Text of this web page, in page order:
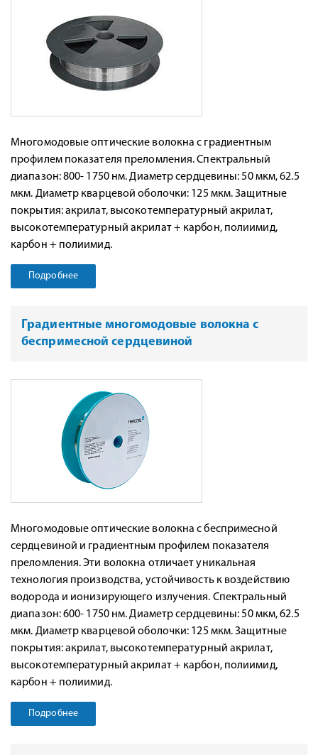
Многомодовые оптические волокна с градиентным
профилем показателя преломления. Спектральный
диапазон: 800- 1750 нм. Диаметр сердцевины: 50 мкм, 62.5
мкм. Диаметр кварцевой оболочки: 125 мкм. Защитные
покрытия: акрилат, высокотемпературный акрилат,
высокотемпературный акрилат + карбон, полиимид,
карбон + полиимид.
Подробнее
Градиентные многомодовые волокна с
беспримесной сердцевиной
Многомодовые оптические волокна с беспримесной
сердцевиной и градиентным профилем показателя
преломления. Эти волокна отличает уникальная
технология производства, устойчивость к воздействию
водорода и ионизирующего излучения. Спектральный
диапазон: 600- 1750 нм. Диаметр сердцевины: 50 мкм, 62.5
мкм. Диаметр кварцевой оболочки: 125 мкм. Защитные
покрытия: акрилат, высокотемпературный акрилат,
высокотемпературный акрилат + карбон, полиимид,
карбон + полиимид.
Подробнее